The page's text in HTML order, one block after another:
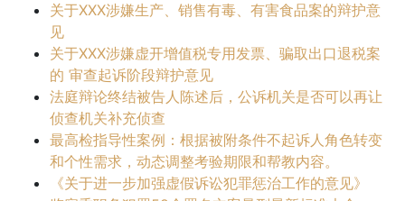
关于XXX涉嫌生产、销售有毒、有害食品案的辩护意
见
关于XXX涉嫌虚开增值税专用发票、骗取出口退税案
的 审查起诉阶段辩护意见
法庭辩论终结被告人陈述后，公诉机关是否可以再让
侦查机关补充侦查
最高检指导性案例：根据被附条件不起诉人角色转变
和个性需求，动态调整考验期限和帮教内容。
《关于进一步加强虚假诉讼犯罪惩治工作的意见》